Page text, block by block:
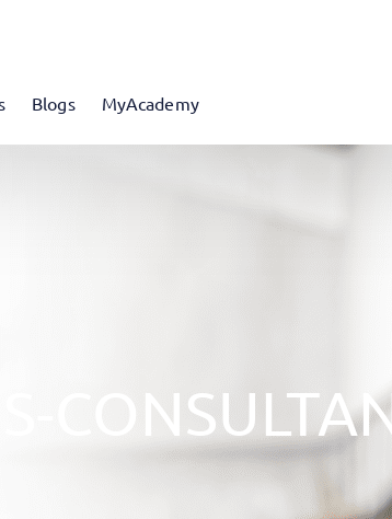
Blogs MyAcademy